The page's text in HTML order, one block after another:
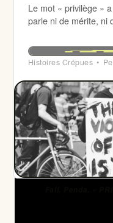
Le mot « privilège »
parle ni de mérite, ni
Histoires Crépues